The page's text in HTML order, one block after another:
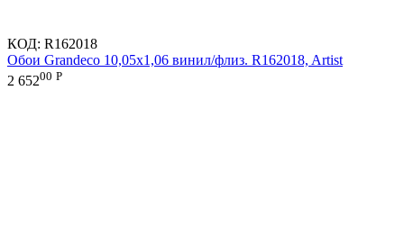
КОД: R162018
Обои Grandeco 10,05х1,06 винил/флиз. R162018, Artist
2 65200 Р